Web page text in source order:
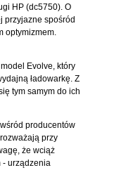
HP (dc5750). O
przyjazne spośród
optymizmem.
Evolve, który
ładowarkę. Z
tym samym do ich
producentów
przy
że wciąż
- urządzenia